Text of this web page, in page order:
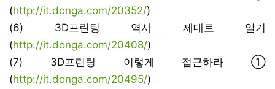
(http://it.donga.com/20352/)
(6) 3D프린팅 역사 제대로 알기
(http://it.donga.com/20408/)
(7) 3D프린팅 이렇게 접근하라 ①
(http://it.donga.com/20495/)